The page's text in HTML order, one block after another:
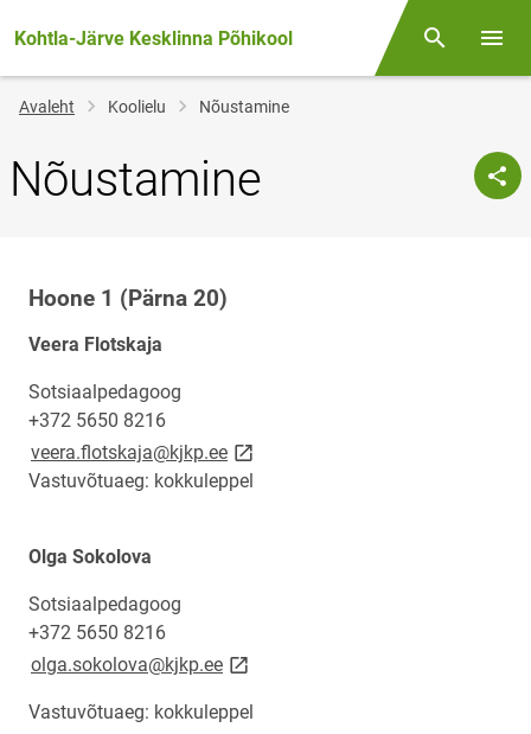
Kohtla-Järve Kesklinna Põhikool Otsing
Jälglink
Avaleht Koolielu Nõustamine
Nõustamine
Hoone 1 (Pärna 20)
Veera Flotskaja
Sotsiaalpedagoog
+372 5650 8216
veera.flotskaja@kjkp.eelink opens on new page
Vastuvõtuaeg: kokkuleppel
Olga Sokolova
Sotsiaalpedagoog
+372 5650 8216
olga.sokolova@kjkp.eelink opens on new page
Vastuvõtuaeg: kokkuleppel